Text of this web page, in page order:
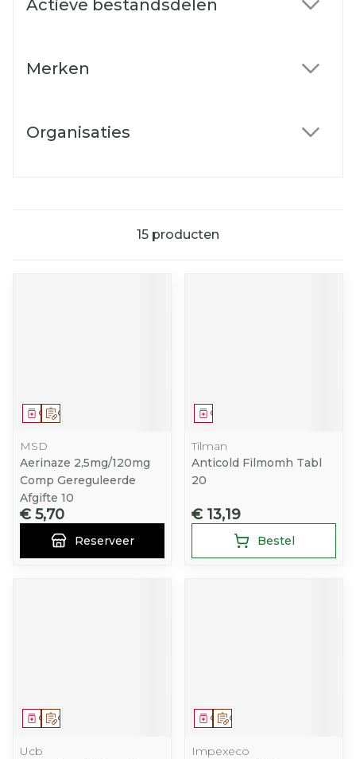
Actieve bestandsdelen
Merken
Organisaties
15 producten
Op voorschrift
Geneesmiddel
MSD
Aerinaze 2,5mg/120mg
Comp Gereguleerde
Afgifte 10
€ 5,70
Reserveer
Geneesmiddel
Tilman
Anticold Filmomh Tabl
20
€ 13,19
Bestel
Op voorschrift
Geneesmiddel
Ucb
Op voorschrift
Geneesmiddel
Impexeco